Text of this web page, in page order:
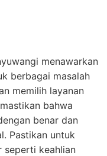
menawarkan
berbagai masalah
memilih layanan
bahwa
benar dan
Pastikan untuk
keahlian